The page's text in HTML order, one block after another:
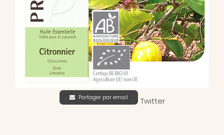
Partager par email Twitter